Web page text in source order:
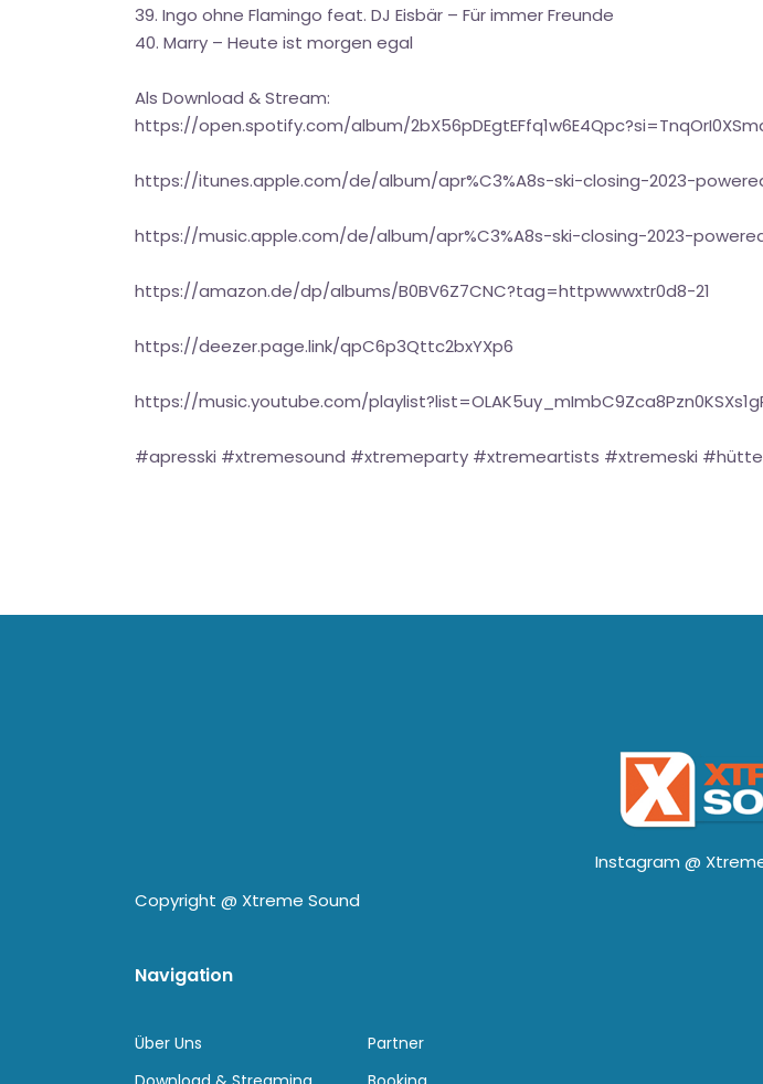
39. Ingo ohne Flamingo feat. DJ Eisbär – Für immer Freunde
40. Marry – Heute ist morgen egal
Als Download & Stream:
https://open.spotify.com/album/
https://itunes.apple.com/de/album/apr%C3%A8s-ski-closing-2023-
https://music.apple.com/de/album/apr%C3%A8s-ski-closing-2023-
https://amazon.de/dp/albums/B0BV6Z7CNC?tag=httpwwwxtr0d8-21
https://deezer.page.link/qpC6p3Qttc2bxYXp6
https://music.youtube.com/
#apresski #xtremesound #xtremeparty #xtremeartists #xtremeski
Instagram @
Copyright @ Xtreme Sound
Navigation
Über Uns
Partner